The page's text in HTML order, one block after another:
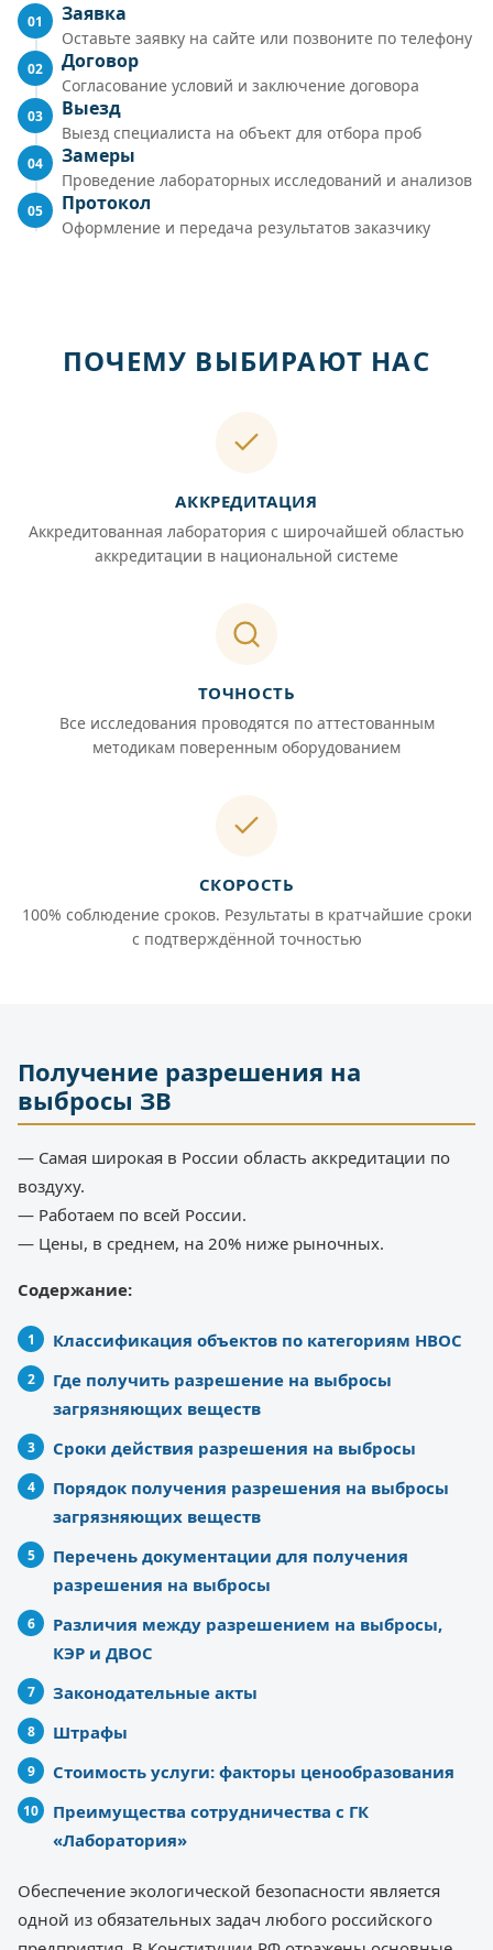
01 Заявка
Оставьте заявку на сайте или позвоните по телефону
02 Договор
Согласование условий и заключение договора
03 Выезд
Выезд специалиста на объект для отбора проб
04 Замеры
Проведение лабораторных исследований и анализов
05 Протокол
Оформление и передача результатов заказчику
ПОЧЕМУ ВЫБИРАЮТ НАС
АККРЕДИТАЦИЯ
Аккредитованная лаборатория с широчайшей областью
аккредитации в национальной системе
ТОЧНОСТЬ
Все исследования проводятся по аттестованным
методикам поверенным оборудованием
СКОРОСТЬ
100% соблюдение сроков. Результаты в кратчайшие сроки
с подтверждённой точностью
Получение разрешения на
выбросы ЗВ
— Самая широкая в России область аккредитации по
воздуху.
— Работаем по всей России.
— Цены, в среднем, на 20% ниже рыночных.
Содержание:
Классификация объектов по категориям НВОС
Где получить разрешение на выбросы
загрязняющих веществ
Сроки действия разрешения на выбросы
Порядок получения разрешения на выбросы
загрязняющих веществ
Перечень документации для получения
разрешения на выбросы
Различия между разрешением на выбросы,
КЭР и ДВОС
Законодательные акты
Штрафы
Стоимость услуги: факторы ценообразования
Преимущества сотрудничества с ГК
«Лаборатория»
Обеспечение экологической безопасности является
одной из обязательных задач любого российского